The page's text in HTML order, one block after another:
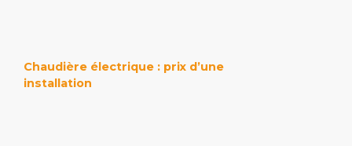
Chaudière électrique : prix d’une
installation